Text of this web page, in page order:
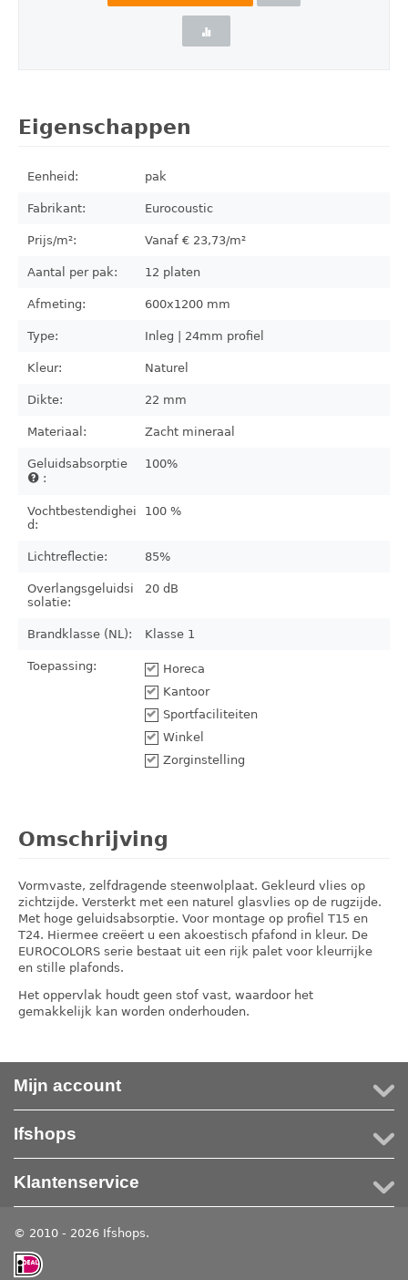
Eigenschappen
Eenheid: pak
Fabrikant: Eurocoustic
Prijs/m²: Vanaf € 23,73/m²
Aantal per pak: 12 platen
Afmeting: 600x1200 mm
Type: Inleg | 24mm profiel
Kleur: Naturel
Dikte: 22 mm
Materiaal: Zacht mineraal
Geluidsabsorptie
:
100%
Vochtbestendighei
d:
100 %
Lichtreflectie: 85%
Overlangsgeluidsi
solatie:
20 dB
Brandklasse (NL): Klasse 1
Toepassing:
Horeca
Kantoor
Sportfaciliteiten
Winkel
Zorginstelling
Omschrijving
Vormvaste, zelfdragende steenwolplaat. Gekleurd vlies op
zichtzijde. Versterkt met een naturel glasvlies op de rugzijde.
Met hoge geluidsabsorptie. Voor montage op profiel T15 en
T24. Hiermee creëert u een akoestisch pfafond in kleur. De
EUROCOLORS serie bestaat uit een rijk palet voor kleurrijke
en stille plafonds.
Het oppervlak houdt geen stof vast, waardoor het
gemakkelijk kan worden onderhouden.
Mijn account
Ifshops
Klantenservice
© 2010 - 2026 Ifshops.